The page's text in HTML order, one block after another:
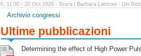
h. 11:00 - 20 Oct 2026 - Brera | Barbara Lanzoni - Uni
Archivio congressi
Ultime pubblicazioni
Determining the effect of High Power